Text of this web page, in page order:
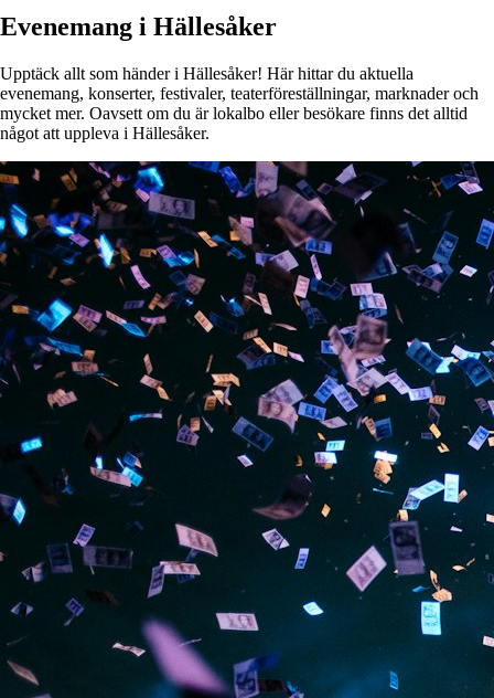
Evenemang i Hällesåker
Upptäck allt som händer i Hällesåker! Här hittar du aktuella
evenemang, konserter, festivaler, teaterföreställningar, marknader och
mycket mer. Oavsett om du är lokalbo eller besökare finns det alltid
något att uppleva i Hällesåker.